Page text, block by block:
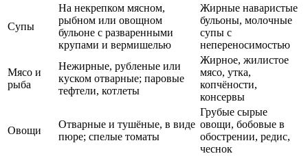
Супы
На некрепком мясном,
рыбном или овощном
бульоне с разваренными
крупами и вермишелью
Жирные наваристые
бульоны, молочные
супы с
непереносимостью
Мясо и
рыба
Нежирные, рубленые или
куском отварные; паровые
тефтели, котлеты
Жирное, жилистое
мясо, утка,
копчёности,
консервы
Овощи
Отварные и тушёные, в виде
пюре; спелые томаты
Грубые сырые
овощи, бобовые в
обострении, редис,
чеснок